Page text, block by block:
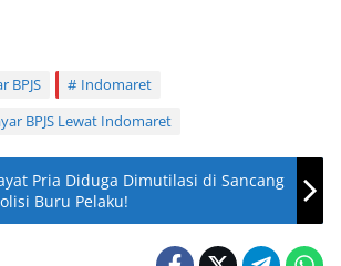
BPJS
Indomaret
BPJS Lewat Indomaret
Pria Diduga Dimutilasi di Sancang
Buru Pelaku!